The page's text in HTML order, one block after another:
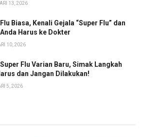
13, 2026
Biasa, Kenali Gejala “Super Flu” dan
Anda Harus ke Dokter
10, 2026
Flu Varian Baru, Simak Langkah
dan Jangan Dilakukan!
5, 2026